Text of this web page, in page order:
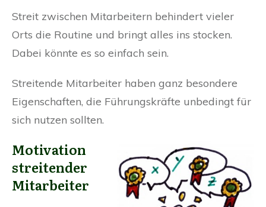
Streit zwischen Mitarbeitern behindert vieler
Orts die Routine und bringt alles ins stocken.
Dabei könnte es so einfach sein.
Streitende Mitarbeiter haben ganz besondere
Eigenschaften, die Führungskräfte unbedingt für
sich nutzen sollten.
Motivation
streitender
Mitarbeiter